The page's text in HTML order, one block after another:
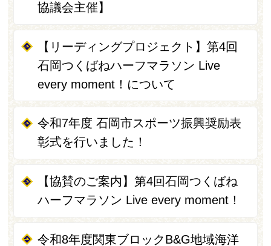
協議会主催】
【リーディングプロジェクト】第4回
石岡つくばねハーフマラソン Live
every moment！について
令和7年度 石岡市スポーツ振興奨励表
彰式を行いました！
【協賛のご案内】第4回石岡つくばね
ハーフマラソン Live every moment！
令和8年度関東ブロックB&G地域海洋